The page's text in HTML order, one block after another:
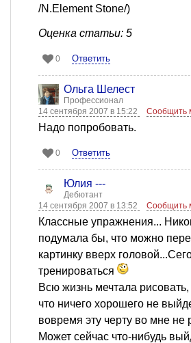
/N.Element Stone/)
Оценка статьи: 5
0 Ответить
Ольга Шелест
Профессионал
14 сентября 2007 в 15:22
Сообщить
Надо попробовать.
0 Ответить
Юлия ---
Дебютант
14 сентября 2007 в 13:52
Сообщить
Классные упражнения...
подумала бы, что можно
картинку вверх
тренироваться
Всю жизнь мечтала
что ничего хорошего не
вовремя эту черту во мне не
Может сейчас что-нибудь